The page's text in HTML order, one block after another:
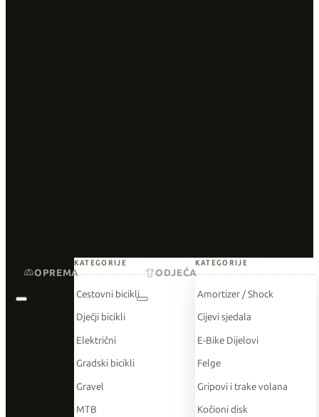
KATEGORIJE
Cestovni bicikli
Dječji bicikli
Električni
Gradski bicikli
Gravel
MTB
KATEGORIJE
Amortizer / Shock
Cijevi sjedala
E-Bike Dijelovi
Felge
Gripovi i trake volana
Kočioni disk
OPREMA ODJEĆA